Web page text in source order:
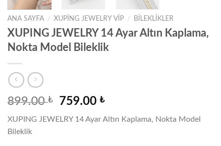
ANA SAYFA / XUPING JEWELRY VIP / BILEKLIKLER
XUPING JEWELRY 14 Ayar Altın Kaplama,
Nokta Model Bileklik
899.00₺
Orijinal
899.00 ₺.
759.00₺Şu
fiyat:
XUPING JEWELRY 14 Ayar Altın Kaplama, Nokta Model
Bileklik